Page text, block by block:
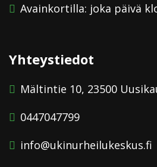
Avainkortilla: joka päivä
Yhteystiedot
Mältintie 10, 23500
0447047799
info@ukinurheilukeskus.fi